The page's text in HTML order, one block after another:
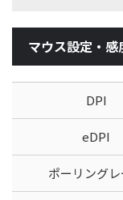
マウス設定・感
DPI
eDPI
ポーリングレ